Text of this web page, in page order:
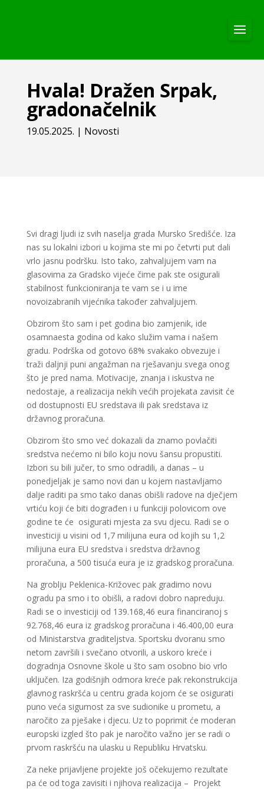
Hvala! Dražen Srpak,
gradonačelnik
19.05.2025. | Novosti
Svi dragi ljudi iz svih naselja grada Mursko Središće. Iza
nas su lokalni izbori u kojima ste mi po četvrti put dali
vrlo jasnu podršku. Isto tako, zahvaljujem vam na
glasovima za Gradsko vijeće čime pak ste osigurali
stabilnost funkcioniranja te vam se i u ime
novoizabranih vijećnika također zahvaljujem.
Obzirom što sam i pet godina bio zamjenik, ide
osamnaesta godina od kako služim vama i našem
gradu. Podrška od gotovo 68% svakako obvezuje i
traži daljnji puni angažman na rješavanju svega onog
što je pred nama. Motivacije, znanja i iskustva ne
nedostaje, a realizacija nekih većih projekata zavisit će
od dostupnosti EU sredstava ili pak sredstava iz
državnog proračuna.
Obzirom što smo već dokazali da znamo povlačiti
sredstva nećemo ni bilo koju novu šansu propustiti.
Izbori su bili jučer, to smo odradili, a danas – u
ponedjeljak je samo novi dan u kojem nastavljamo
dalje raditi pa smo tako danas obišli radove na dječjem
vrtiću koji će biti dograđen i u funkciji polovicom ove
godine te će osigurati mjesta za svu djecu. Radi se o
investiciji u visini od 1,7 milijuna eura od kojih su 1,2
milijuna eura EU sredstva i sredstva državnog
proračuna, a 500 tisuća eura je iz gradskog proračuna.
Na groblju Peklenica-Križovec pak gradimo novu
ogradu pa smo i to obišli, a radovi dobro napreduju.
Radi se o investiciji od 139.168,46 eura financiranoj s
92.768,46 eura iz gradskog proračuna i 46.400,00 eura
od Ministarstva graditeljstva. Sportsku dvoranu smo
netom završili i svečano otvorili, a uskoro kreće i
dogradnja Osnovne škole u što sam osobno bio vrlo
uključen. Iza godišnjih odmora kreće pak rekonstrukcija
glavnog raskršća u centru grada kojom će se osigurati
puno veća sigurnost za sve sudionike u prometu, a
naročito za pješake i djecu. Uz to poprimit će moderan
europski izgled što pak je naročito važno jer se radi o
prvom raskršću na ulasku u Republiku Hrvatsku.
Za neke prijavljene projekte još očekujemo rezultate
pa će od toga zavisiti i njihova realizacija – Projekt